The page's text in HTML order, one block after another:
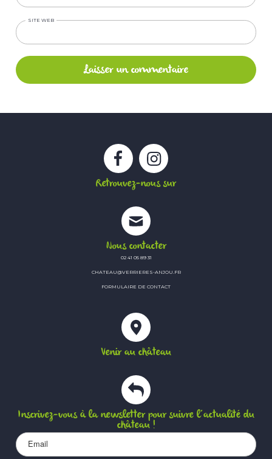
SITE WEB
Retrouvez-nous sur
FacebookInstagram
Nous contacter
02 41 05 89 31
CHATEAU@VERRIERES-ANJOU.FR
FORMULAIRE DE CONTACT
Venir au château
Inscrivez-vous à la newsletter pour suivre l’actualité du
château !